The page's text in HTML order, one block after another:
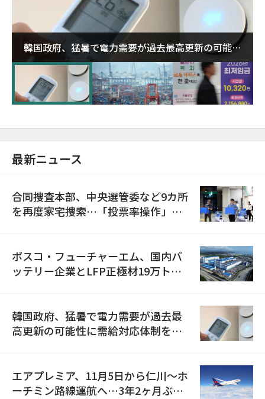
韓国政府、猛暑で電力需要が過去最高更新の可能性
に需給対応体制を点検
最新ニュース
合同捜査本部、中央選管委など9カ所
を再度家宅捜索…「投票率操作」の
ポスコ・フューチャーエム、国内バ
ッテリー企業とLFP正極材19万トン
韓国政府、猛暑で電力需要が過去最
高更新の可能性に需給対応体制を点
エアプレミア、11月5日から仁川〜ホ
ーチミン路線運航へ…3年2ヶ月ぶり